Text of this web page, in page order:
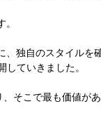
独自のスタイルを
ていきました。
こで最も価値が